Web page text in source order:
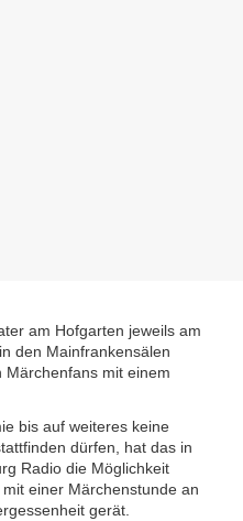
am Hofgarten jeweils am
den Mainfrankensälen
mit einem
bis auf weiteres keine
dürfen, hat das in
Radio die Möglichkeit
einer Märchenstunde an
gerät.